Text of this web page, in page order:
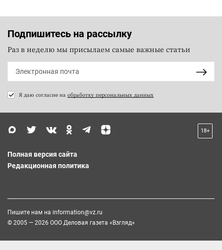
Подпишитесь на рассылку
Раз в неделю мы присылаем самые важные статьи
Я даю согласие на обработку персональных данных
18+
Полная версия сайта
Редакционная политика
Пишите нам на information@vz.ru
© 2005 — 2026 ООО Деловая газета «Взгляд»